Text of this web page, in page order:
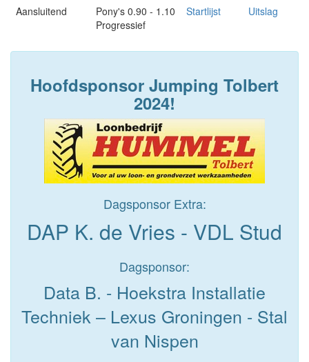
Aansluitend
Pony's 0.90 - 1.10
Progressief
Startlijst Uitslag
Hoofdsponsor Jumping Tolbert
2024!
Dagsponsor Extra:
DAP K. de Vries - VDL Stud
Dagsponsor:
Data B. - Hoekstra Installatie
Techniek – Lexus Groningen - Stal
van Nispen